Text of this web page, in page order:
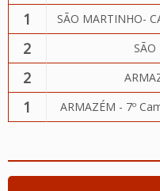
1 SÃO MARTINHO-
2
2
1 ARMAZÉM - 7º